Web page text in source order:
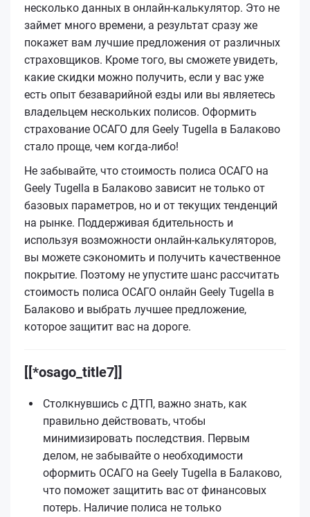
несколько данных в онлайн-калькулятор. Это не
займет много времени, а результат сразу же
покажет вам лучшие предложения от различных
страховщиков. Кроме того, вы сможете увидеть,
какие скидки можно получить, если у вас уже
есть опыт безаварийной езды или вы являетесь
владельцем нескольких полисов. Оформить
страхование ОСАГО для Geely Tugella в Балаково
стало проще, чем когда-либо!
Не забывайте, что стоимость полиса ОСАГО на
Geely Tugella в Балаково зависит не только от
базовых параметров, но и от текущих тенденций
на рынке. Поддерживая бдительность и
используя возможности онлайн-калькуляторов,
вы можете сэкономить и получить качественное
покрытие. Поэтому не упустите шанс рассчитать
стоимость полиса ОСАГО онлайн Geely Tugella в
Балаково и выбрать лучшее предложение,
которое защитит вас на дороге.
[[*osago_title7]]
Столкнувшись с ДТП, важно знать, как
правильно действовать, чтобы
минимизировать последствия. Первым
делом, не забывайте о необходимости
оформить ОСАГО на Geely Tugella в Балаково,
что поможет защитить вас от финансовых
потерь. Наличие полиса не только